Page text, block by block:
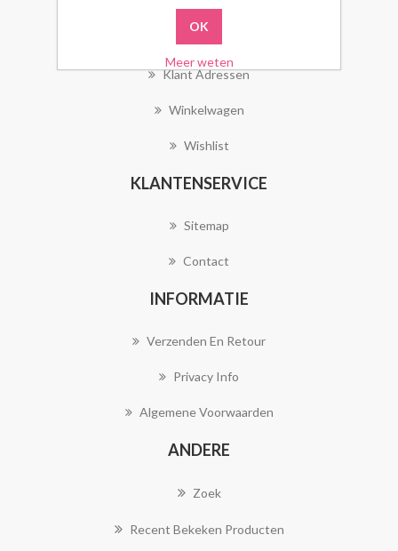
Klant Adressen
Winkelwagen
Wishlist
KLANTENSERVICE
Sitemap
Contact
INFORMATIE
Verzenden En Retour
Privacy Info
Algemene Voorwaarden
ANDERE
Zoek
Recent Bekeken Producten
Meer weten